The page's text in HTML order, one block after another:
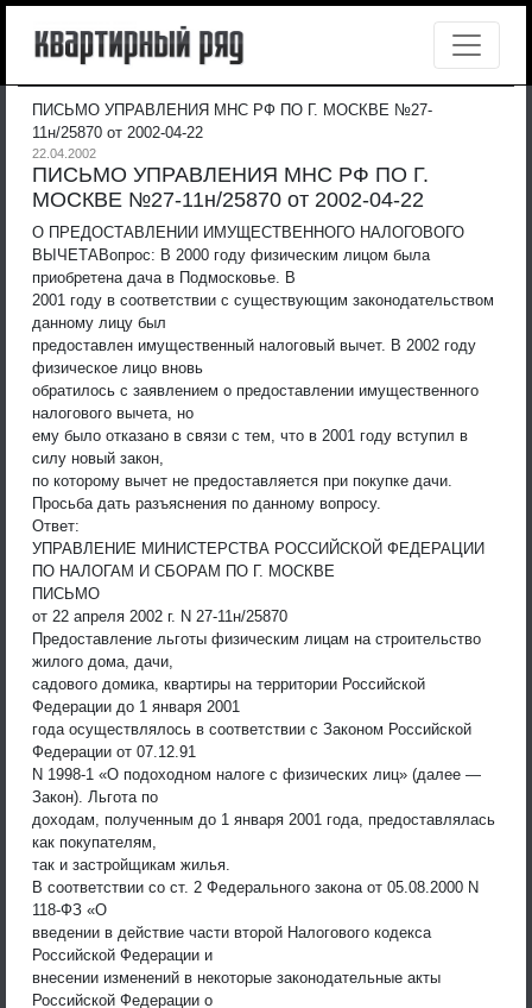
ПИСЬМО УПРАВЛЕНИЯ МНС РФ ПО Г. МОСКВЕ №27-
11н/25870 от 2002-04-22
22.04.2002
ПИСЬМО УПРАВЛЕНИЯ МНС РФ ПО Г.
МОСКВЕ №27-11н/25870 от 2002-04-22
О ПРЕДОСТАВЛЕНИИ ИМУЩЕСТВЕННОГО НАЛОГОВОГО
ВЫЧЕТАВопрос: В 2000 году физическим лицом была
приобретена дача в Подмосковье. В
2001 году в соответствии с существующим законодательством
данному лицу был
предоставлен имущественный налоговый вычет. В 2002 году
физическое лицо вновь
обратилось с заявлением о предоставлении имущественного
налогового вычета, но
ему было отказано в связи с тем, что в 2001 году вступил в
силу новый закон,
по которому вычет не предоставляется при покупке дачи.
Просьба дать разъяснения по данному вопросу.
Ответ:
УПРАВЛЕНИЕ МИНИСТЕРСТВА РОССИЙСКОЙ ФЕДЕРАЦИИ
ПО НАЛОГАМ И СБОРАМ ПО Г. МОСКВЕ
ПИСЬМО
от 22 апреля 2002 г. N 27-11н/25870
Предоставление льготы физическим лицам на строительство
жилого дома, дачи,
садового домика, квартиры на территории Российской
Федерации до 1 января 2001
года осуществлялось в соответствии с Законом Российской
Федерации от 07.12.91
N 1998-1 «О подоходном налоге с физических лиц» (далее —
Закон). Льгота по
доходам, полученным до 1 января 2001 года, предоставлялась
как покупателям,
так и застройщикам жилья.
В соответствии со ст. 2 Федерального закона от 05.08.2000 N
118-ФЗ «О
введении в действие части второй Налогового кодекса
Российской Федерации и
внесении изменений в некоторые законодательные акты
Российской Федерации о